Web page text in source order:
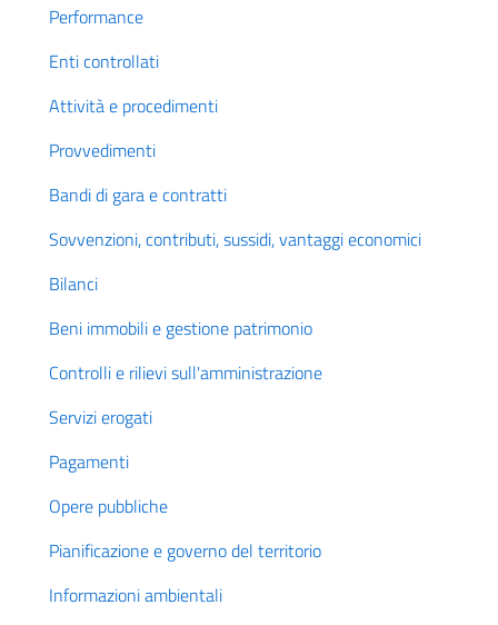
Performance
Enti controllati
Attività e procedimenti
Provvedimenti
Bandi di gara e contratti
Sovvenzioni, contributi, sussidi, vantaggi economici
Bilanci
Beni immobili e gestione patrimonio
Controlli e rilievi sull'amministrazione
Servizi erogati
Pagamenti
Opere pubbliche
Pianificazione e governo del territorio
Informazioni ambientali